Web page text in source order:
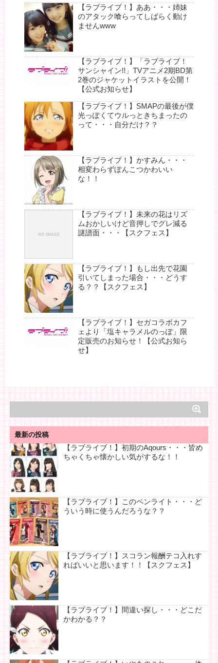
【ラブライブ！】ああ・・・姉妹
のアタック喰らってしばらく動け
ませんwww
【ラブライブ！】「ラブライブ！
サンシャイン!!」TVアニメ2期BD第
2巻のジャケットイラストを公開！
【公式お知らせ】
【ラブライブ！】SMAPの最後が僕
光っぽくてウルっときちまったの
って・・・自分だけ？？
【ラブライブ！】かすみん・・・
相変わらずぽんこつかわいい
な！！
【ラブライブ！】未来の花はリズ
ムおかしいけど音押しでグレ減る
謎譜面・・・【スクフェス】
【ラブライブ！】もし出先で花園
引いてしまった場合・・・どうす
る？？【スクフェス】
【ラブライブ！】セガコラボカフ
ェより「塩キャラメルのっぽ」限
定販売のお知らせ！【公式お知ら
せ】
最新の投稿
【ラブライブ！】初期のAqours・・・皆め
ちゃくちゃ懐かしい気がするな！！
【ラブライブ！】このペンライト・・・ど
ういう時に使うんだろうな？？
【ラブライブ！】スコラン報酬テコ入れす
ればいいと思います！！【スクフェス】
【ラブライブ！】間違い探し・・・どこだ
かわかる？？